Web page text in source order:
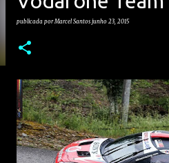
publicada porMarcel Santos junho 23, 2015